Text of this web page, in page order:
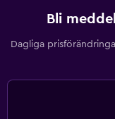
Bli
Dagliga